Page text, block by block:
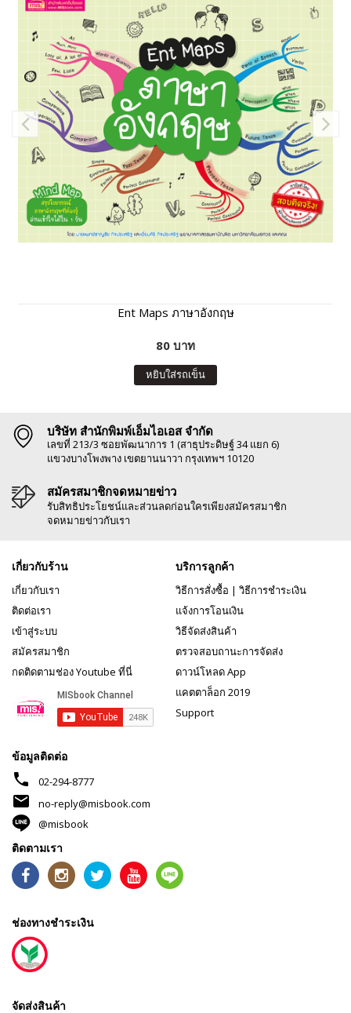
Ent Maps ภาษาอังกฤษ
80 บาท
หยิบใส่รถเข็น
บริษัท สำนักพิมพ์เอ็มไอเอส จำกัด
เลขที่ 213/3 ซอยพัฒนาการ 1 (สาธุประดิษฐ์ 34 แยก 6)
แขวงบางโพงพาง เขตยานนาวา กรุงเทพฯ 10120
สมัครสมาชิกจดหมายข่าว
รับสิทธิประโยชน์และส่วนลดก่อนใครเพียงสมัครสมาชิก
จดหมายข่าวกับเรา
เกี่ยวกับร้าน
เกี่ยวกับเรา
ติดต่อเรา
เข้าสู่ระบบ
สมัครสมาชิก
กดติดตามช่อง Youtube ที่นี่
บริการลูกค้า
วิธีการสั่งซื้อ | วิธีการชำระเงิน
แจ้งการโอนเงิน
วิธีจัดส่งสินค้า
ตรวจสอบถานะการจัดส่ง
ดาวน์โหลด App
แคตตาล็อก 2019
Support
ข้อมูลติดต่อ
phone 02-294-8777
mail
no-reply@misbook.com
@misbook
ติดตามเรา
ช่องทางชำระเงิน
จัดส่งสินค้า